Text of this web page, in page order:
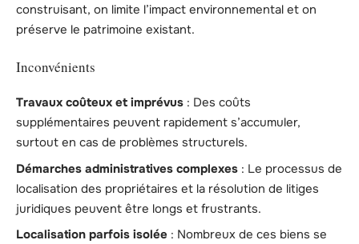
construisant, on limite l’impact environnemental et on
préserve le patrimoine existant.
Inconvénients
Travaux coûteux et imprévus : Des coûts
supplémentaires peuvent rapidement s’accumuler,
surtout en cas de problèmes structurels.
Démarches administratives complexes : Le processus de
localisation des propriétaires et la résolution de litiges
juridiques peuvent être longs et frustrants.
Localisation parfois isolée : Nombreux de ces biens se